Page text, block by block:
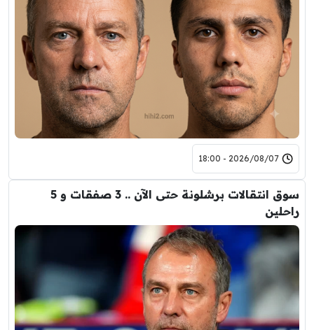
2026/08/07 - 18:00
سوق انتقالات برشلونة حتى الآن .. 3 صفقات و 5
راحلين